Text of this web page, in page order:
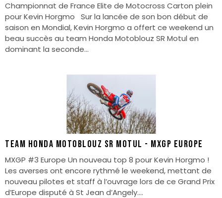
Championnat de France Elite de Motocross Carton plein
pour Kevin Horgmo Sur la lancée de son bon début de
saison en Mondial, Kevin Horgmo a offert ce weekend un
beau succès au team Honda Motoblouz SR Motul en
dominant la seconde...
TEAM HONDA MOTOBLOUZ SR MOTUL - MXGP EUROPE
MXGP #3 Europe Un nouveau top 8 pour Kevin Horgmo !
Les averses ont encore rythmé le weekend, mettant de
nouveau pilotes et staff à l’ouvrage lors de ce Grand Prix
d’Europe disputé à St Jean d’Angely....